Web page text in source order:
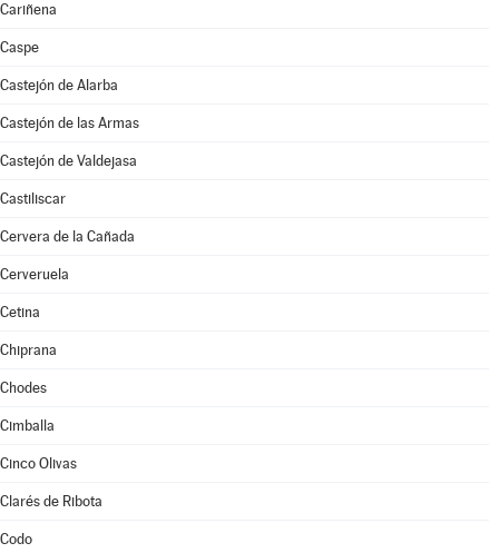
Cariñena
Caspe
Castejón de Alarba
Castejón de las Armas
Castejón de Valdejasa
Castiliscar
Cervera de la Cañada
Cerveruela
Cetina
Chiprana
Chodes
Cimballa
Cinco Olivas
Clarés de Ribota
Codo